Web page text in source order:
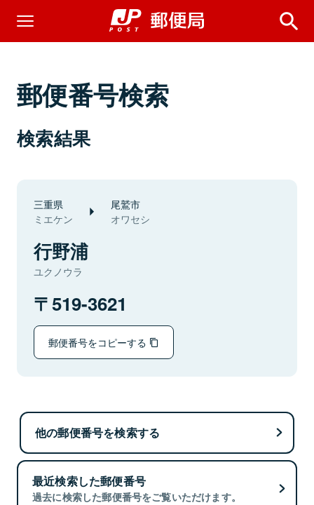
郵便番号検索
検索結果
三重県
ミエケン
尾鷲市
オワセシ
行野浦
ユクノウラ
519-3621
郵便番号をコピーする
他の郵便番号を検索する
最近検索した郵便番号
過去に検索した郵便番号をご覧いただけます。